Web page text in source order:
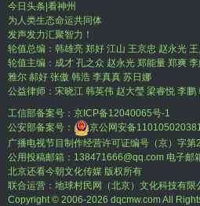
今日头条|看神州
为人类生态命运共同体
发声发力汇聚智力！
轮值总编：韩雄亮 郑好 江山 王京忠 赵永光
轮值主编：成才 孔之众 赵永光 郑能量 郑爽
雅尔 郝好 张傲 韩浩 李真真 苏日娜
公益律师：宋晓江 韩英伟 赵大瑩 梁睿悦 李鹏
工信部备案号： 京ICP备12040065号-1
公安部备案号：
京公网安备
广播电视节目制作经营许可证编号（京）字第
公用投稿邮箱：138471666@qq.com 电子邮
北京还看今朝文化传媒 版权所有
联合运营：地球村民网（北京）文化科技有限
Copyright © 2006-2026 dqcmw.com All